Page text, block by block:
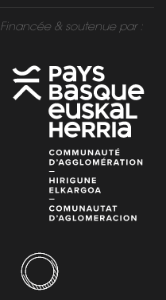
Financée & soutenue par :